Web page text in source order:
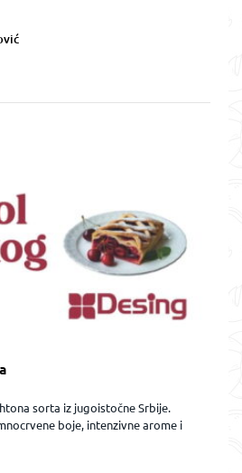
sorta iz jugoistočne Srbije.
boje, intenzivne arome i